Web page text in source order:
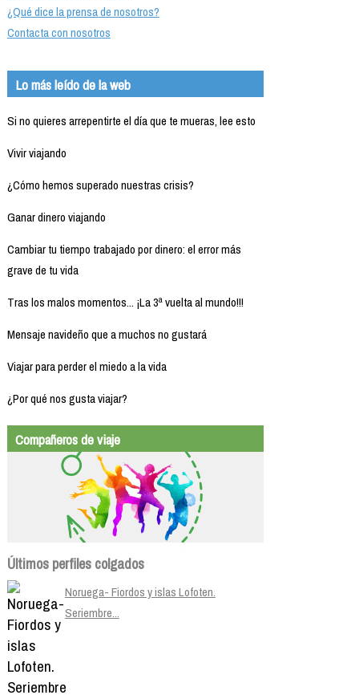
¿Qué dice la prensa de nosotros?
Contacta con nosotros
Lo más leído de la web
Si no quieres arrepentirte el día que te mueras, lee esto
Vivir viajando
¿Cómo hemos superado nuestras crisis?
Ganar dinero viajando
Cambiar tu tiempo trabajado por dinero: el error más
grave de tu vida
Tras los malos momentos... ¡La 3ª vuelta al mundo!!!
Mensaje navideño que a muchos no gustará
Viajar para perder el miedo a la vida
¿Por qué nos gusta viajar?
Compañeros de viaje
Últimos perfiles colgados
Noruega- Fiordos y islas Lofoten.
Seriembre...